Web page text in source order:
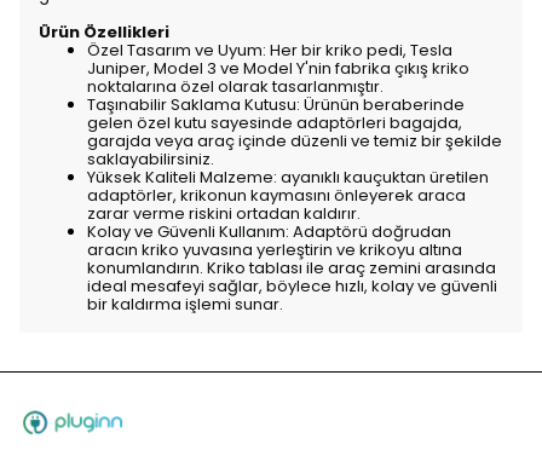
Ürün Özellikleri
Özel Tasarım ve Uyum: Her bir kriko pedi, Tesla
Juniper, Model 3 ve Model Y'nin fabrika çıkış kriko
noktalarına özel olarak tasarlanmıştır.
Taşınabilir Saklama Kutusu: Ürünün beraberinde
gelen özel kutu sayesinde adaptörleri bagajda,
garajda veya araç içinde düzenli ve temiz bir şekilde
saklayabilirsiniz.
Yüksek Kaliteli Malzeme: ayanıklı kauçuktan üretilen
adaptörler, krikonun kaymasını önleyerek araca
zarar verme riskini ortadan kaldırır.
Kolay ve Güvenli Kullanım: Adaptörü doğrudan
aracın kriko yuvasına yerleştirin ve krikoyu altına
konumlandırın. Kriko tablası ile araç zemini arasında
ideal mesafeyi sağlar, böylece hızlı, kolay ve güvenli
bir kaldırma işlemi sunar.